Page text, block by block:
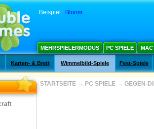
Beispiel: Bloom
MEHRSPIELERMODUS PC SPIELE MAC
Karten- & Brett Wimmelbild-Spiele Fest-Spiele
STARTSEITE → PC SPIELE → GEGEN-